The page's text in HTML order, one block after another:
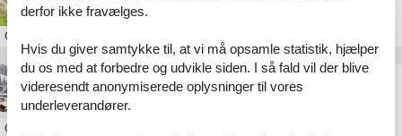
Om
Skiferie i Flachau
Om
derfor ikke fravælges.
Hvis du giver samtykke til, at vi må opsamle statistik, hjælper
du os med at forbedre og udvikle siden. I så fald vil der blive
videresendt anonymiserede oplysninger til vores
underleverandører.